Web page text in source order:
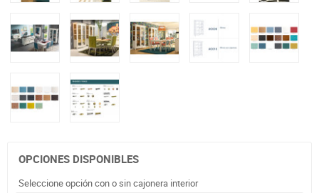
OPCIONES DISPONIBLES
Seleccione opción con o sin cajonera interior